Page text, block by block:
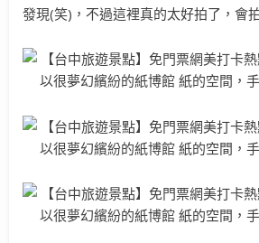
發現(笑)，不過這裡真的太好拍了，會